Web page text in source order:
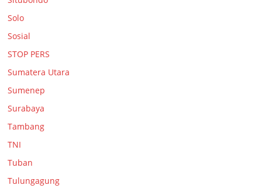
Solo
Sosial
STOP PERS
Sumatera Utara
Sumenep
Surabaya
Tambang
TNI
Tuban
Tulungagung